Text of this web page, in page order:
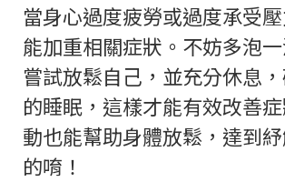
當身心過度疲勞或過度承受
能加重相關症狀。不妨多泡一
嘗試放鬆自己，並充分休息
的睡眠，這樣才能有效改善
動也能幫助身體放鬆，達到
的唷！